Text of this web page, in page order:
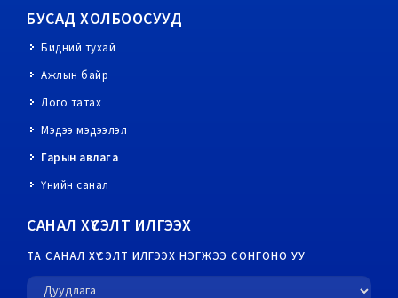
БУСАД ХОЛБООСУУД
Бидний тухай
Ажлын байр
Лого татах
Мэдээ мэдээлэл
Гарын авлага
Үнийн санал
САНАЛ ХҮСЭЛТ ИЛГЭЭХ
ТА САНАЛ ХҮСЭЛТ ИЛГЭЭХ НЭГЖЭЭ СОНГОНО УУ